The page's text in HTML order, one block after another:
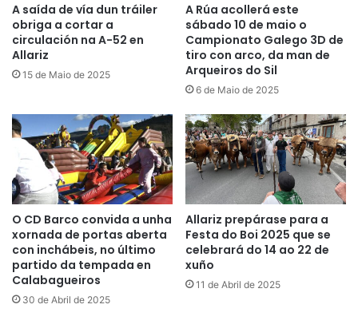
A saída de vía dun tráiler
obriga a cortar a
circulación na A-52 en
Allariz
15 de Maio de 2025
A Rúa acollerá este
sábado 10 de maio o
Campionato Galego 3D de
tiro con arco, da man de
Arqueiros do Sil
6 de Maio de 2025
O CD Barco convida a unha
xornada de portas aberta
con inchábeis, no último
partido da tempada en
Calabagueiros
30 de Abril de 2025
Allariz prepárase para a
Festa do Boi 2025 que se
celebrará do 14 ao 22 de
xuño
11 de Abril de 2025